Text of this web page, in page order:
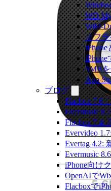
WD
WiFi-
オフラ
SMB
App
ブログ
Flacbox 7.6
Evermusic
Flacbox 7.4:
Evervideo
Evertag 4.2:
Evermusic
iPhone向け
OpenAIで
Flacboxで